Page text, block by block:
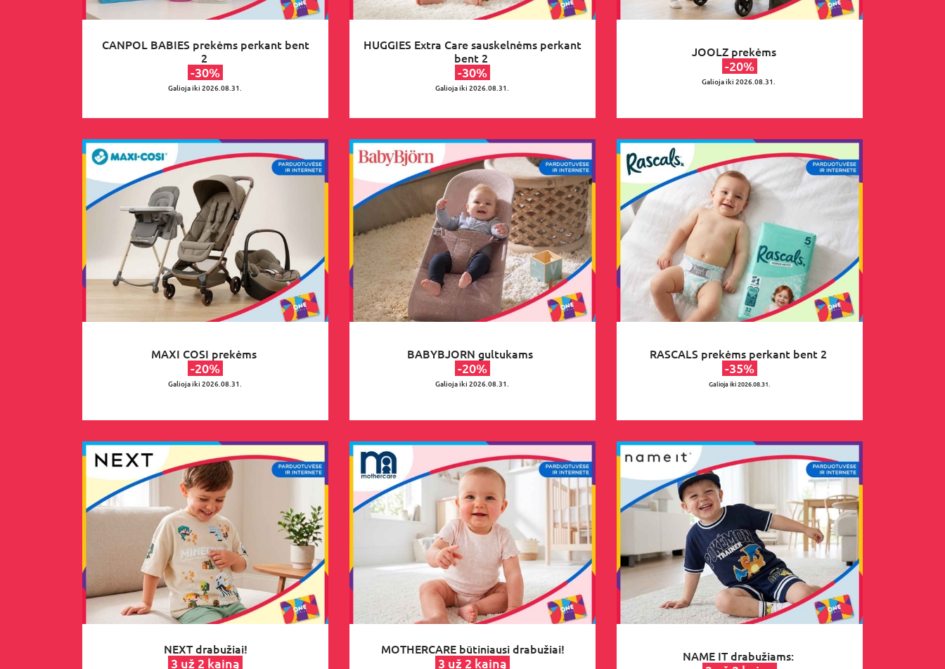
CANPOL BABIES prekėms perkant bent
2
-30%
Galioja iki 2026.08.31.
HUGGIES Extra Care sauskelnėms perkant
bent 2
-30%
Galioja iki 2026.08.31.
JOOLZ prekėms
-20%
Galioja iki 2026.08.31.
MAXI COSI prekėms
-20%
Galioja iki 2026.08.31.
BABYBJORN gultukams
-20%
Galioja iki 2026.08.31.
RASCALS prekėms perkant bent 2
-35%
Galioja iki 2026.08.31.
NEXT drabužiai!
3 už 2 kainą
MOTHERCARE būtiniausi drabužiai!
3 už 2 kainą NAME IT drabužiams: